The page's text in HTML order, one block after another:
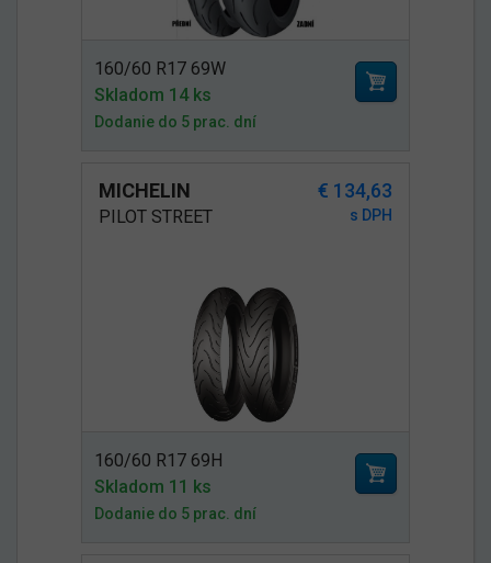
160/60 R17 69W
Skladom 14 ks
Dodanie do 5 prac. dní
MICHELIN € 134,63
PILOT STREET s DPH
160/60 R17 69H
Skladom 11 ks
Dodanie do 5 prac. dní